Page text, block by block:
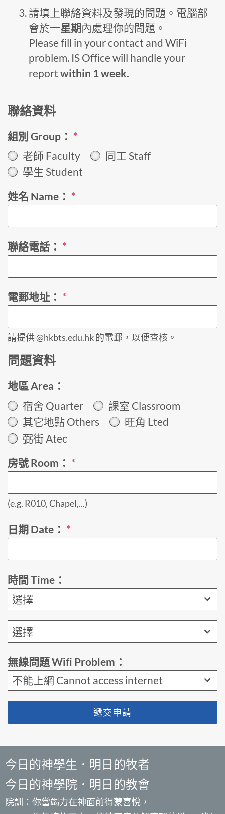
請填上聯絡資料及發現的問題。電腦部
會於一星期內處理你的問題。
Please fill in your contact and WiFi
problem. IS Office will handle your
report within 1 week.
聯絡資料
組別 Group： *
老師 Faculty
同工 Staff
學生 Student
姓名 Name： *
聯絡電話： *
電郵地址： *
請提供 @hkbts.edu.hk 的電郵，以便查核。
問題資料
地區 Area：
宿舍 Quarter
課室 Classroom
其它地點 Others
旺角 Lted
弼街 Atec
房號 Room： *
(e.g. R010, Chapel,...)
日期 Date： *
時間 Time：
選擇
選擇
無線問題 Wifi Problem：
不能上網 Cannot access internet
遞交申請
今日的神學生．明日的牧者
今日的神學院．明日的教會
院訓：你當竭力在神面前得蒙喜悅，